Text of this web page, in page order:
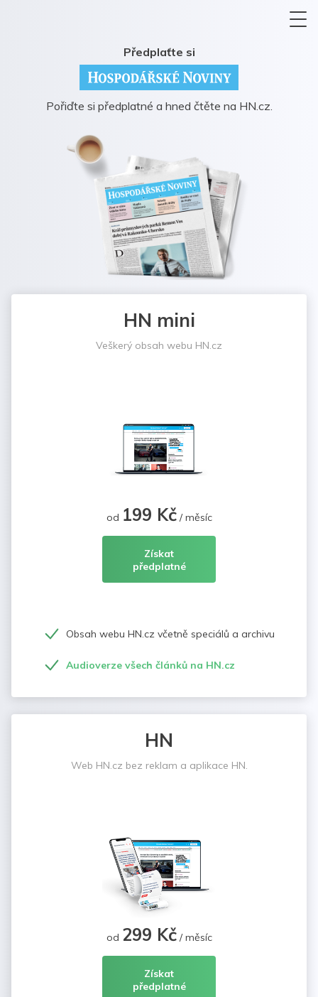
Předplaťte si
Pořiďte si předplatné a hned čtěte na HN.cz.
HN mini
Veškerý obsah webu HN.cz
od 199 Kč/ měsíc
Získat
předplatné
Obsah webu HN.cz včetně speciálů a archivu
Audioverze všech článků na HN.cz
HN
Web HN.cz bez reklam a aplikace HN.
od 299 Kč/ měsíc
Získat
předplatné